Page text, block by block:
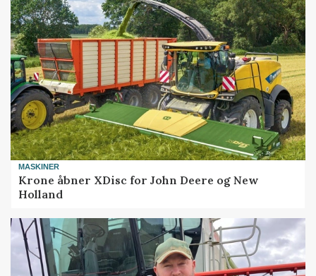
MASKINER
Krone åbner XDisc for John Deere og New
Holland